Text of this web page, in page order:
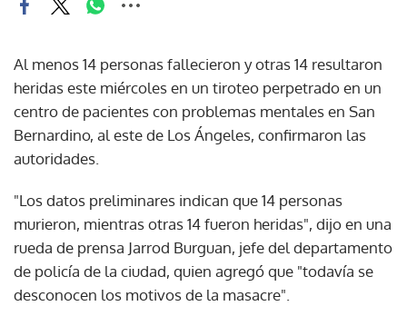
Al menos 14 personas fallecieron y otras 14 resultaron
heridas este miércoles en un tiroteo perpetrado en un
centro de pacientes con problemas mentales en San
Bernardino, al este de Los Ángeles, confirmaron las
autoridades.
"Los datos preliminares indican que 14 personas
murieron, mientras otras 14 fueron heridas", dijo en una
rueda de prensa Jarrod Burguan, jefe del departamento
de policía de la ciudad, quien agregó que "todavía se
desconocen los motivos de la masacre".